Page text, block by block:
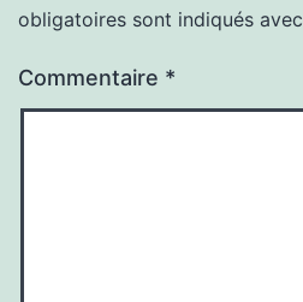
obligatoires sont indiqués avec
Commentaire *